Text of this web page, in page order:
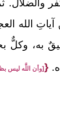
والضلال.
الله
به، وكلٌّ
{[وأن اللَّه ليس